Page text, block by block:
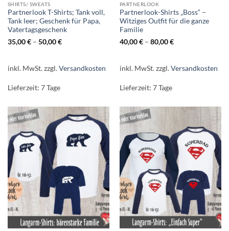
SHIRTS/ SWEATS
Partnerlook T-Shirts; Tank voll,
Tank leer; Geschenk für Papa,
Vatertagsgeschenk
35,00€– 50,00€
inkl. MwSt.zzgl.Versandkosten
Lieferzeit: 7 Tage
PARTNERLOOK
Partnerlook-Shirts „Boss“ –
Witziges Outfit für die ganze
Familie
40,00€– 80,00€
inkl. MwSt.zzgl.Versandkosten
Lieferzeit: 7 Tage